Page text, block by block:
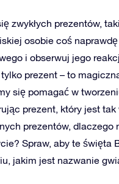
zwykłych prezentów,
osobie coś
i obserwuj jego
prezent – to
się pomagać w
prezent, który jest tak
prezentów, dlaczego
Spraw, aby te święta
jakim jest nazwanie